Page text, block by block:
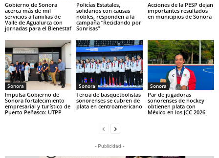
Gobierno de Sonora
acerca más de mil
servicios a familias de
Valle de Agualurca con
jornadas para el Bienestaf
Policías Estatales,
solidarios con causas
nobles, responden a la
campaña “Reciclando por
Sonrisas”
Acciones de la PESP dejan
importantes resultados
en municipios de Sonora
Sonora
Impulsa Gobierno de
Sonora fortalecimiento
empresarial y turístico de
Puerto Peñasco: UTPP
Sonora
Tercia de basquetbolistas
sonorenses se cubren de
plata en centroamericano
Sonora
Par de jugadoras
sonorenses de hockey
obtienen plata con
México en los JCC 2026
- Publicidad -